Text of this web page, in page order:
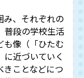
み、それぞれの
普段の学校生活
も像（「ひたむ
近づいていく
きことなどにつ